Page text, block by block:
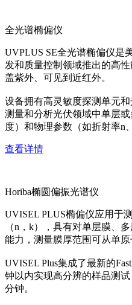
全光谱椭偏仪
UVPLUS SE全光谱椭偏仪是
发和质量控制领域推出的高
盖紫外、可见到近红外。
设备拥有高灵敏度探测单元
测量和分析光伏领域中单层
度）和物理参数（如折射率n
查看详情
Horiba椭圆偏振光谱仪
UVISEL PLUS椭偏仪应用于
（n，k），具有对单层膜、
能力，测量膜厚范围可从单原
UVISEL Plus集成了最新的
钟以内实现高分辨的样品测
分钟。